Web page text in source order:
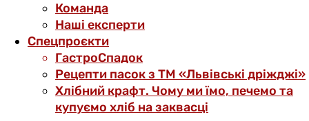
Команда
Наші експерти
Спецпроєкти
ГастроСпадок
Рецепти пасок з ТМ «Львівські дріжджі»
Хлібний крафт. Чому ми їмо, печемо та
купуємо хліб на заквасці